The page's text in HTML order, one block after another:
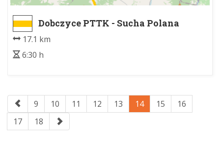
Dobczyce PTTK - Sucha Polana
17.1 km
6:30 h
9 10 11 12 13 14 15
16
17
18